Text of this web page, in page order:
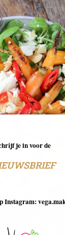
je in voor de
Instagram: